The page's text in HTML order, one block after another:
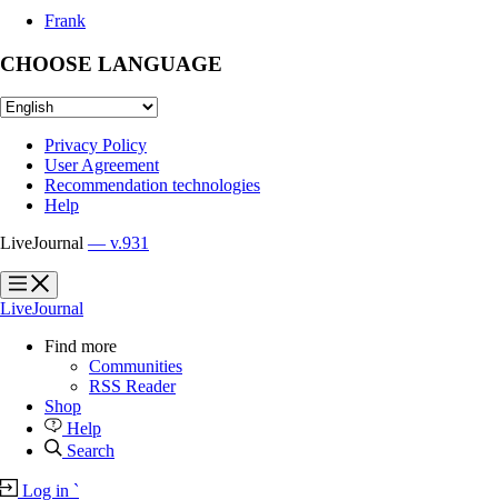
Frank
CHOOSE LANGUAGE
Privacy Policy
User Agreement
Recommendation technologies
Help
LiveJournal — v.931
?
?
LiveJournal
Find more
Communities
RSS Reader
Shop
Help
Search
Log in `